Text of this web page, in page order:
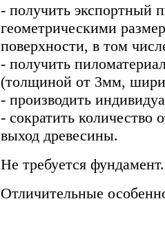
- получить экспортный
геометрическими
поверхности, в том
- получить
(толщиной от 3мм,
- производить
- сократить количество
выход древесины.
Не требуется фундамент.
Отличительные